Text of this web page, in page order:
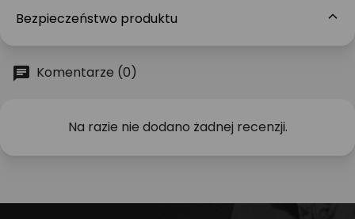
Bezpieczeństwo produktu
Komentarze (0)
Na razie nie dodano żadnej recenzji.